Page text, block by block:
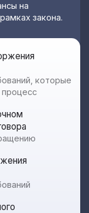
на
закона.
которые